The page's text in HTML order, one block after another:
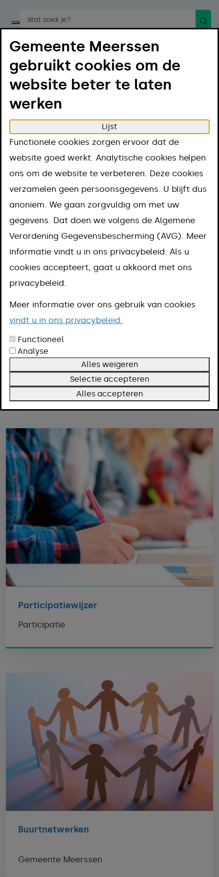
Start een spraakopdracht
Menu
Home Projecten en thema's
Projecten en
thema's
Je vindt hier informatie over
gemeentelijke projecten en
themapagina's. Je kunt filteren op
woonkern en op onderwerp. Heb je
Kern
Filters wissen
Participatiewijzer
Participatie
Buurtnetwerken
Gemeente Meerssen
Gemeente Meerssen
gebruikt cookies om de
website beter te laten
werken
Lijst
Functionele cookies zorgen ervoor dat de
website goed werkt. Analytische cookies helpen
ons om de website te verbeteren. Deze cookies
verzamelen geen persoonsgegevens. U blijft dus
anoniem. We gaan zorgvuldig om met uw
gegevens. Dat doen we volgens de Algemene
Verordening Gegevensbescherming (AVG). Meer
informatie vindt u in ons privacybeleid. Als u
cookies accepteert, gaat u akkoord met ons
privacybeleid.
Meer informatie over ons gebruik van cookies
vindt u in ons privacybeleid.
Functioneel
Analyse
Alles weigeren
Selectie accepteren
Alles accepteren